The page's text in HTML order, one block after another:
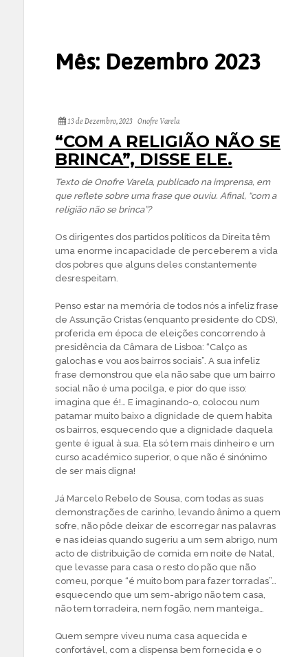
Mês: Dezembro 2023
13 de Dezembro, 2023 Onofre Varela
“COM A RELIGIÃO NÃO SE
BRINCA”, DISSE ELE.
Texto de Onofre Varela, publicado na imprensa, em
que reflete sobre uma frase que ouviu. Afinal, “com a
religião não se brinca”?
Os dirigentes dos partidos políticos da Direita têm
uma enorme incapacidade de perceberem a vida
dos pobres que alguns deles constantemente
desrespeitam.
Penso estar na memória de todos nós a infeliz frase
de Assunção Cristas (enquanto presidente do CDS),
proferida em época de eleições concorrendo à
presidência da Câmara de Lisboa: “Calço as
galochas e vou aos bairros sociais”. A sua infeliz
frase demonstrou que ela não sabe que um bairro
social não é uma pocilga, e pior do que isso:
imagina que é!… E imaginando-o, colocou num
patamar muito baixo a dignidade de quem habita
os bairros, esquecendo que a dignidade daquela
gente é igual à sua. Ela só tem mais dinheiro e um
curso académico superior, o que não é sinónimo
de ser mais digna!
Já Marcelo Rebelo de Sousa, com todas as suas
demonstrações de carinho, levando ânimo a quem
sofre, não pôde deixar de escorregar nas palavras
e nas ideias quando sugeriu a um sem abrigo, num
acto de distribuição de comida em noite de Natal,
que levasse para casa o resto do pão que não
comeu, porque “é muito bom para fazer torradas”…
esquecendo que um sem-abrigo não tem casa,
não tem torradeira, nem fogão, nem manteiga…
Quem sempre viveu numa casa aquecida e
confortável, com a dispensa bem fornecida e o